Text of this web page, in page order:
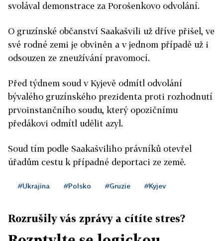
svolával demonstrace za Porošenkovo odvolání.
O gruzínské občanství Saakašvili už dříve přišel, ve
své rodné zemi je obviněn a v jednom případě už i
odsouzen ze zneužívání pravomocí.
Před týdnem soud v Kyjevě odmítl odvolání
bývalého gruzínského prezidenta proti rozhodnutí
prvoinstančního soudu, který opozičnímu
předákovi odmítl udělit azyl.
Soud tím podle Saakašviliho právníků otevřel
úřadům cestu k případné deportaci ze země.
#Ukrajina #Polsko #Gruzie #Kyjev
Rozrušily vás zprávy a cítíte stres?